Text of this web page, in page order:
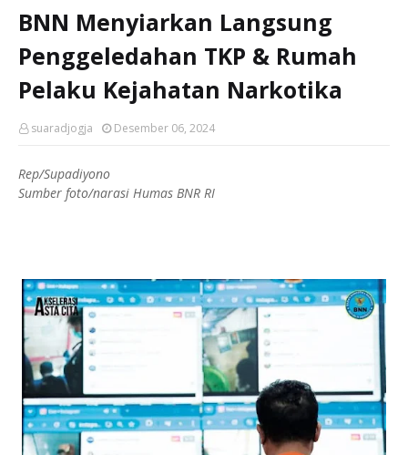
BNN Menyiarkan Langsung
Penggeledahan TKP & Rumah
Pelaku Kejahatan Narkotika
suaradjogja Desember 06, 2024
Rep/Supadiyono
Sumber foto/narasi Humas BNR RI